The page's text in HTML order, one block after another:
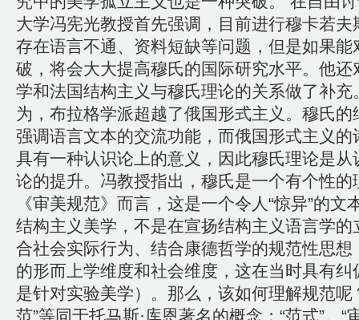
大学冯宪光教授首先强调，目前进行穆卡若夫
存在语言不通、资料短缺等问题，但是如果能
破，将会大大提高穆氏的国际研究水平。他还
学和法国结构主义与穆氏理论的关系做了补充
为，布拉格学派超越了俄国形式主义。穆氏的
强调语言文本的交流功能，而俄国形式主义的
具有一种认识论上的意义，因此穆氏理论是从
论的提升。冯教授指出，穆氏是一个有个性的
《审美规范》而言，这是一个令人“惊异”的文
结构主义美学，不是在宣扬结构主义语言学的
合社会实际行为、结合康德哲学的规范性思想
的形而上学维度和社会维度，这在当时具有纠
是针对实验美学）。那么，该如何理解规范呢
范”等同于托马斯·库恩著名的概念：“范式”。“